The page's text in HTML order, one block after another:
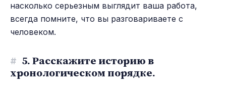
насколько серьезным выглядит ваша работа,
всегда помните, что вы разговариваете с
человеком.
# 5. Расскажите историю в
хронологическом порядке.